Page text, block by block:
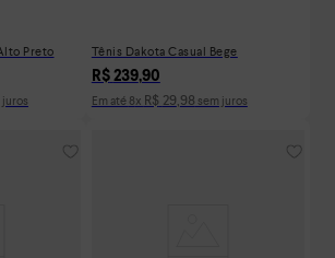
Preto
juros
Tênis Dakota Casual Bege
R$ 239,90
Em até 8x R$ 29,98 sem juros